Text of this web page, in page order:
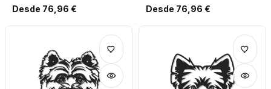
Desde 76,96 € Desde 76,96 €